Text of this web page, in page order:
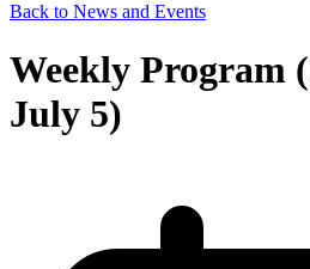
Back to News and Events
Weekly Program
July 5)